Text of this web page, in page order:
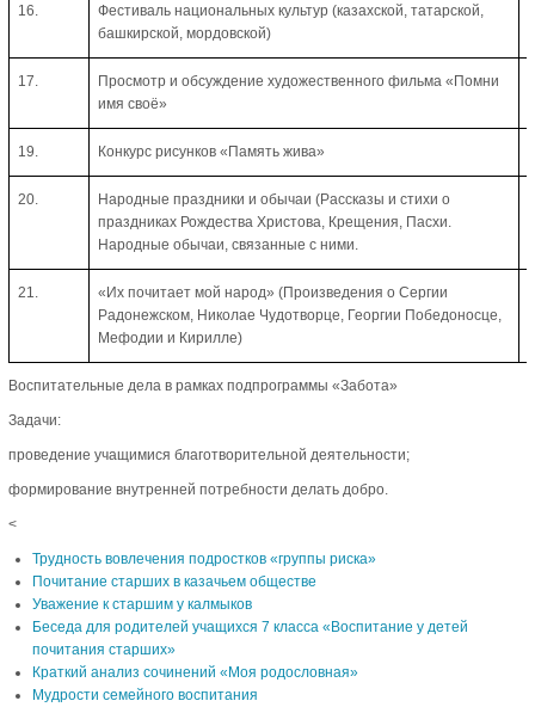
16.
Фестиваль национальных культур (казахской, татарской,
башкирской, мордовской)
17.
Просмотр и обсуждение художественного фильма «Помни
имя своё»
19. Конкурс рисунков «Память жива»
20.
Народные праздники и обычаи (Рассказы и стихи о
праздниках Рождества Христова, Крещения, Пасхи.
Народные обычаи, связанные с ними.
21.
«Их почитает мой народ» (Произведения о Сергии
Радонежском, Николае Чудотворце, Георгии Победоносце,
Мефодии и Кирилле)
Воспитательные дела в рамках подпрограммы «Забота»
Задачи:
проведение учащимися благотворительной деятельности;
формирование внутренней потребности делать добро.
<
Трудность вовлечения подростков «группы риска»
Почитание старших в казачьем обществе
Уважение к старшим у калмыков
Беседа для родителей учащихся 7 класса «Воспитание у детей
почитания старших»
Краткий анализ сочинений «Моя родословная»
Мудрости семейного воспитания